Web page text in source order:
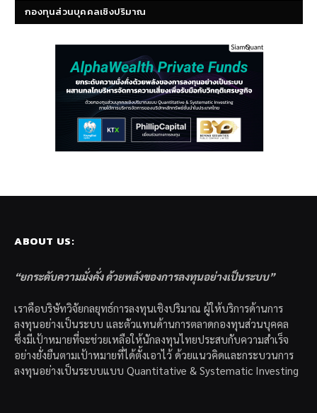
กองทุนส่วนบุคคลเชิงปริมาณ
ABOUT US:
“ยกระดับความมั่งคั่ง ด้วยพลังของการลงทุนอย่างเป็นระบบ”
เราคือบริษัทวิจัยกลยุทธ์การลงทุนเชิงปริมาณ ผู้ให้บริการด้านการ
ลงทุนอย่างเป็นระบบ และตัวแทนด้านการตลาดกองทุนส่วนบุคคล
ซึ่งมีเป้าหมายที่จะช่วยเหลือให้นักลงทุนไทยประสบกับความสำเร็จ
อย่างยั่งยืนตามเป้าหมายที่ได้ตั้งเอาไว้ ด้วยแนวคิดและกระบวนการ
ลงทุนอย่างเป็นระบบแบบ Quantitative & Systematic Investing